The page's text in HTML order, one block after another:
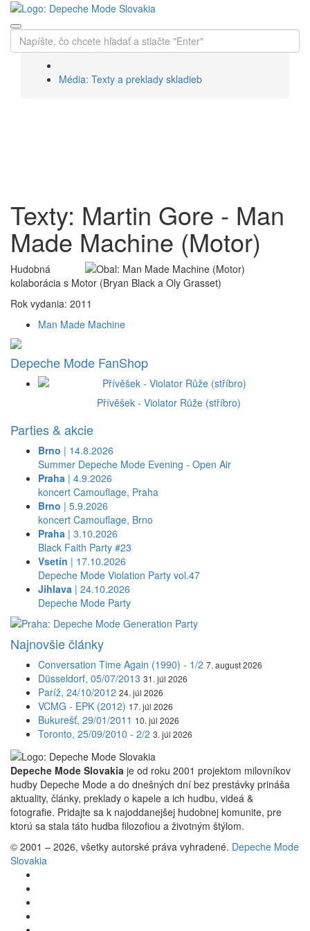
Média: Texty a preklady skladieb
Texty: Martin Gore - Man
Made Machine (Motor)
Hudobná
kolaborácia s Motor (Bryan Black a Oly Grasset)
Rok vydania: 2011
Man Made Machine
Depeche Mode FanShop
Přívěšek - Violator Růže (stříbro)
Parties & akcie
Brno | 14.8.2026
Summer Depeche Mode Evening - Open Air
Praha | 4.9.2026
koncert Camouflage, Praha
Brno | 5.9.2026
koncert Camouflage, Brno
Praha | 3.10.2026
Black Faith Party #23
Vsetín | 17.10.2026
Depeche Mode Violation Party vol.47
Jihlava | 24.10.2026
Depeche Mode Party
Najnovšie články
Conversation Time Again (1990) - 1/2 7. august 2026
Düsseldorf, 05/07/2013 31. júl 2026
Paríž, 24/10/2012 24. júl 2026
VCMG - EPK (2012) 17. júl 2026
Bukurešť, 29/01/2011 10. júl 2026
Toronto, 25/09/2010 - 2/2 3. júl 2026
Depeche Mode Slovakia je od roku 2001 projektom milovníkov
hudby Depeche Mode a do dnešných dní bez prestávky prináša
aktuality, články, preklady o kapele a ich hudbu, videá &
fotografie. Pridajte sa k najoddanejšej hudobnej komunite, pre
ktorú sa stala táto hudba filozofiou a životným štýlom.
© 2001 – 2026, všetky autorské práva vyhradené. Depeche Mode
Slovakia